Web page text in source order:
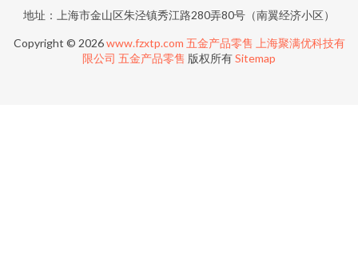
地址：上海市金山区朱泾镇秀江路280弄80号（南翼经济小区）
Copyright © 2026www.fzxtp.com 五金产品零售
上海聚满优科技有
限公司 五金产品零售 版权所有Sitemap